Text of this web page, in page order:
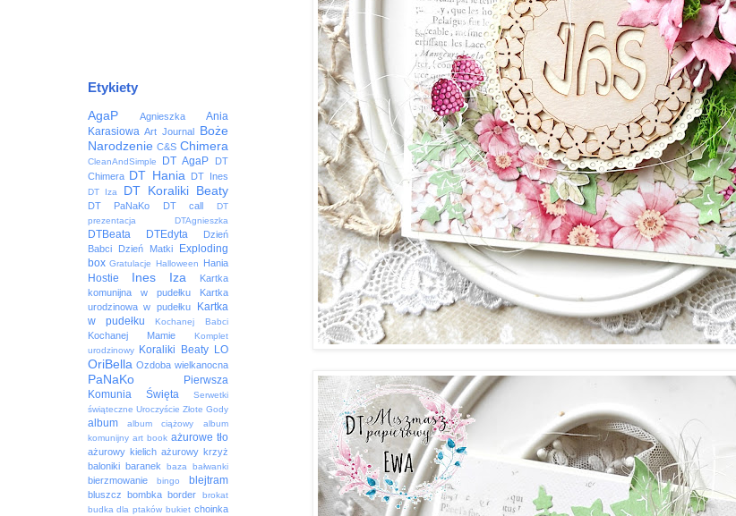
Etykiety
AgaP Agnieszka
Ania
Karasiowa Art Journal
Boże
Narodzenie C&S Chimera
CleanAndSimple DT AgaP
DT
Chimera DT Hania DT Ines
DT Iza DT Koraliki Beaty
DT PaNaKo DT call
DT
prezentacja
DTAgnieszka
DTBeata DTEdyta
Dzień
Babci
Dzień Matki
Exploding
box Gratulacje Halloween Hania
Hostie Ines Iza
Kartka
komunijna w pudełku
Kartka
urodzinowa w pudełku
Kartka
w pudełku
Kochanej Babci
Kochanej Mamie
Komplet
urodzinowy
Koraliki Beaty LO
OriBella Ozdoba wielkanocna
PaNaKo
Pierwsza
Komunia Święta
Serwetki
świąteczne Uroczyście Złote Gody
album album ciążowy
album
komunijny art book ażurowe tło
ażurowy kielich ażurowy krzyż
baloniki
baranek baza bałwanki
bierzmowanie bingo blejtram
bluszcz bombka border
brokat
budka dla ptaków bukiet choinka